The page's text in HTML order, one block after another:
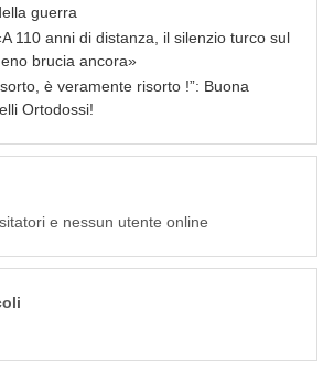
guerra
110 anni di distanza, il silenzio turco sul
brucia ancora»
è veramente risorto !”: Buona
Ortodossi!
e nessun utente online